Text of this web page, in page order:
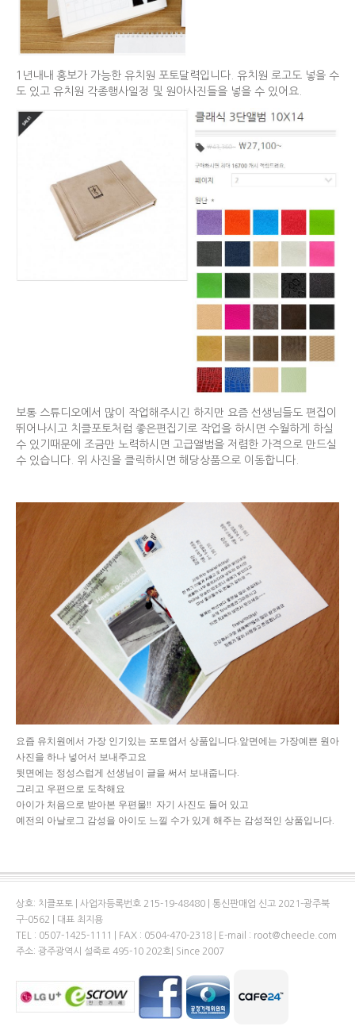
1년내내 홍보가 가능한 유치원 포토달력입니다. 유치원 로고도 넣을 수
도 있고 유치원 각종행사일정 및 원아사진들을 넣을 수 있어요.
보통 스튜디오에서 많이 작업해주시긴 하지만 요즘 선생님들도 편집이
뛰어나시고 치클포토처럼 좋은편집기로 작업을 하시면 수월하게 하실
수 있기때문에 조금만 노력하시면 고급앨범을 저렴한 가격으로 만드실
수 있습니다. 위 사진을 클릭하시면 해당상품으로 이동합니다.
요즘 유치원에서 가장 인기있는 포토엽서 상품입니다.앞면에는 가장예쁜 원아
사진을 하나 넣어서 보내주고요
뒷면에는 정성스럽게 선생님이 글을 써서 보내줍니다.
그리고 우편으로 도착해요
아이가 처음으로 받아본 우편물!! 자기 사진도 들어 있고
예전의 아날로그 감성을 아이도 느낄 수가 있게 해주는 감성적인 상품입니다.
상호: 치클포토 | 사업자등록번호 215-19-48480 | 통신판매업 신고 2021-광주북
구-0562 | 대표 최지용
TEL : 0507-1425-1111 | FAX : 0504-470-2318 | E-mail : root@cheecle.com
주소: 광주광역시 설죽로 495-10 202호| Since 2007